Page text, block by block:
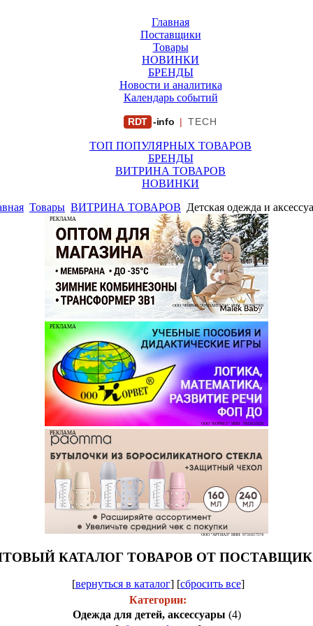
Главная
Поставщики
Товары
НОВИНКИ
БРЕНДЫ
Новости и аналитика
Календарь событий
RDT -info | TECH
ТОП ПОПУЛЯРНЫХ ТОВАРОВ
БРЕНДЫ
ВИТРИНА ТОВАРОВ
НОВИНКИ
Товары ВИТРИНА ТОВАРОВ Детская одежда и
РЕКЛАМА
ООО "ФИРМА "ХРИЗАНТЕМА" ИНН: 7719007569
РЕКЛАМА
ООО "КОРВЕТ" ИНН: 7803021829
РЕКЛАМА
ООО "АРТИАЛ" ИНН: 9731017574
КАТАЛОГ ТОВАРОВ ОТ
[вернуться в каталог] [сбросить все]
Категории:
Одежда для детей, аксессуары (4)